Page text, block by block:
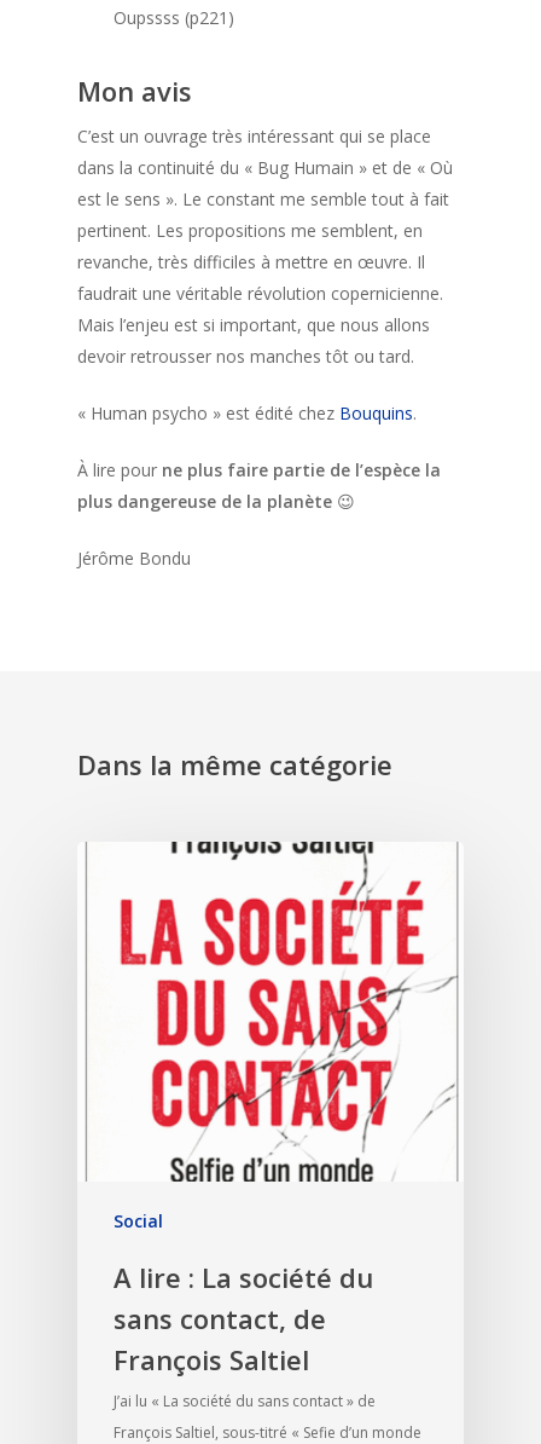
Oupssss (p221)
Mon avis
C’est un ouvrage très intéressant qui se place
dans la continuité du « Bug Humain » et de « Où
est le sens ». Le constant me semble tout à fait
pertinent. Les propositions me semblent, en
revanche, très difficiles à mettre en œuvre. Il
faudrait une véritable révolution copernicienne.
Mais l’enjeu est si important, que nous allons
devoir retrousser nos manches tôt ou tard.
« Human psycho » est édité chez Bouquins.
À lire pour ne plus faire partie de l’espèce la
plus dangereuse de la planète 😉
Jérôme Bondu
Dans la même catégorie
Social
A lire : La société du
sans contact, de
François Saltiel
J’ai lu « La société du sans contact » de
François Saltiel, sous-titré « Sefie d’un monde